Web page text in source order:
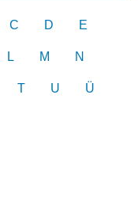
C D E
L M N
T U Ü